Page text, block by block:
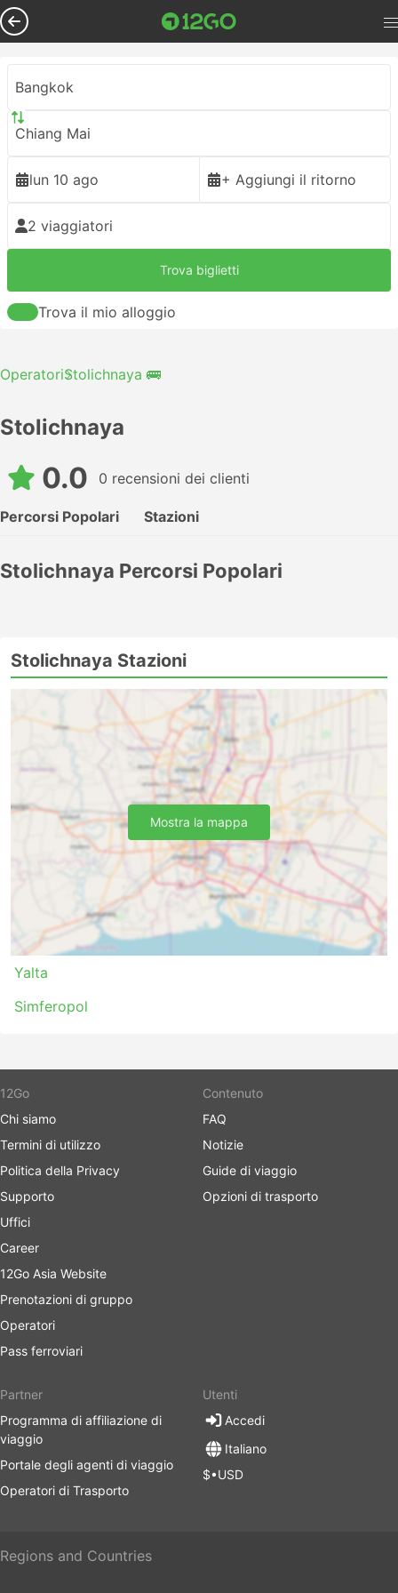
Bangkok
Chiang Mai
lun 10 ago + Aggiungi il ritorno
2 viaggiatori
Trova biglietti
Trova il mio alloggio
OperatoriStolichnaya 🚌
Stolichnaya
0.0 0 recensioni dei clienti
Percorsi Popolari Stazioni
Stolichnaya Percorsi Popolari
Stolichnaya Stazioni
Yalta
Simferopol
Mostra la mappa
12Go
Chi siamo
Termini di utilizzo
Politica della Privacy
Supporto
Uffici
Career
12Go Asia Website
Prenotazioni di gruppo
Operatori
Pass ferroviari
Contenuto
FAQ
Notizie
Guide di viaggio
Opzioni di trasporto
Partner
Programma di affiliazione di
viaggio
Portale degli agenti di viaggio
Operatori di Trasporto
Utenti
Accedi
Italiano
$•USD
Regions and Countries